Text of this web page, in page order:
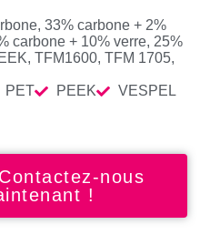
33% carbone + 2%
carbone + 10% verre, 25%
TFM1600, TFM 1705,
PET PEEK VESPEL
nous
!